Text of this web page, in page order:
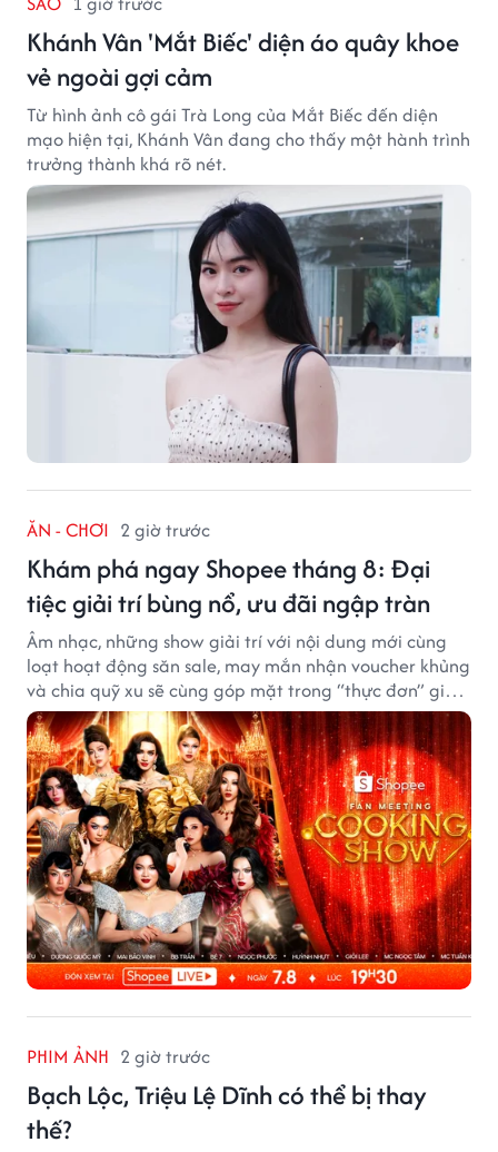
Khánh Vân 'Mắt Biếc' diện áo quây khoe
vẻ ngoài gợi cảm
Từ hình ảnh cô gái Trà Long của Mắt Biếc đến diện
mạo hiện tại, Khánh Vân đang cho thấy một hành trình
trưởng thành khá rõ nét.
ĂN - CHƠI 2 giờ trước
Khám phá ngay Shopee tháng 8: Đại
tiệc giải trí bùng nổ, ưu đãi ngập tràn
Âm nhạc, những show giải trí với nội dung mới cùng
loạt hoạt động săn sale, may mắn nhận voucher khủng
và chia quỹ xu sẽ cùng góp mặt trong “thực đơn” giải
trí cuối tuần trên Shopee, diễn ra liên tiếp vào ngày
7/8 và 8/8.
PHIM ẢNH 2 giờ trước
Bạch Lộc, Triệu Lệ Dĩnh có thể bị thay
thế?